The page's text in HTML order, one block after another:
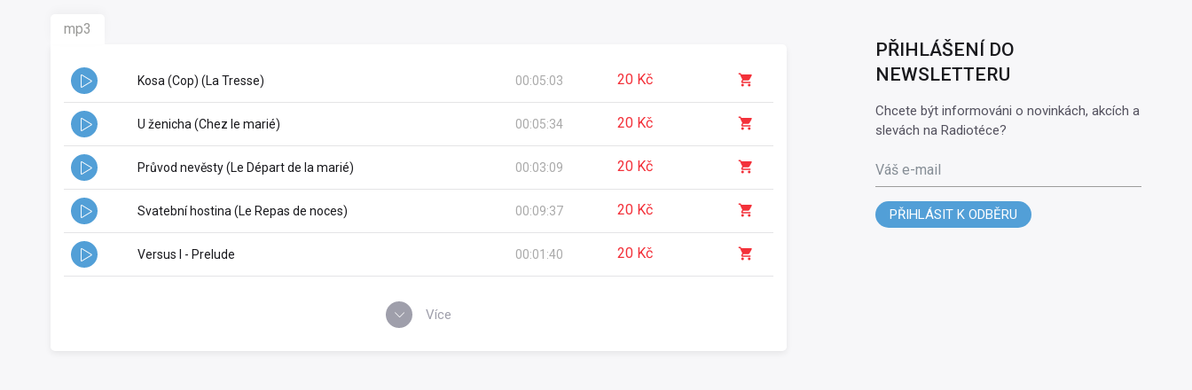
mp3
Kosa (Cop) (La Tresse) 00:05:03 20 Kč
U ženicha (Chez le marié) 00:05:34 20 Kč
Průvod nevěsty (Le Départ de la marié) 00:03:09 20 Kč
Svatební hostina (Le Repas de noces) 00:09:37 20 Kč
Versus I - Prelude 00:01:40 20 Kč
Více
PŘIHLÁŠENÍ DO
NEWSLETTERU
Chcete být informováni o novinkách, akcích a
slevách na Radiotéce?
Váš e-mail
PŘIHLÁSIT K ODBĚRU